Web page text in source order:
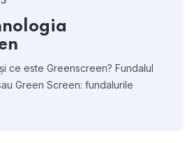
ce este Greenscreen? Fundalul
Green Screen: fundalurile